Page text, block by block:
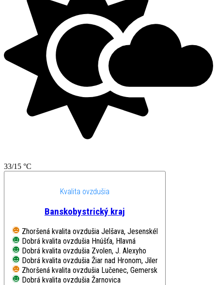
33/15 °C
Kvalita ovzdušia
Banskobystrický kraj
Zhoršená kvalita ovzdušia Jelšava, Jesenského
Dobrá kvalita ovzdušia Hnúšťa, Hlavná
Dobrá kvalita ovzdušia Zvolen, J. Alexyho
Dobrá kvalita ovzdušia Žiar nad Hronom, Jilemnického
Zhoršená kvalita ovzdušia Lučenec, Gemerská cesta
Dobrá kvalita ovzdušia Žarnovica